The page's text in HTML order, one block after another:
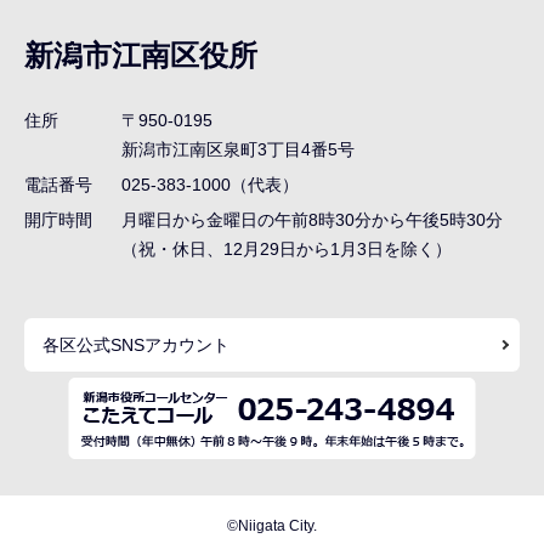
ナ
ビ
ゲ
シ
ョ
ま
新潟市江南区役所
住所
〒950-0195
新潟市江南区泉町3丁目4番5号
電話番号
025-383-1000（代表）
開庁時間
月曜日から金曜日の午前8時30分から午後5時30分
（祝・休日、12月29日から1月3日を除く）
各区公式SNSアカウント
©Niigata City.